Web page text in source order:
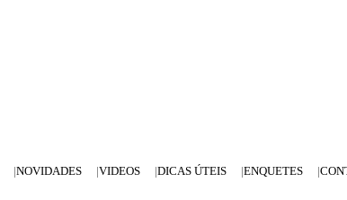
NOVIDADES VIDEOS DICAS ÚTEIS ENQUETES